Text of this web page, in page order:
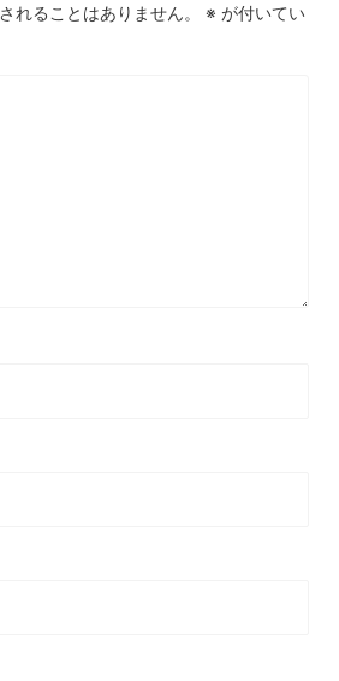
れることはありません。 ※ が付いてい